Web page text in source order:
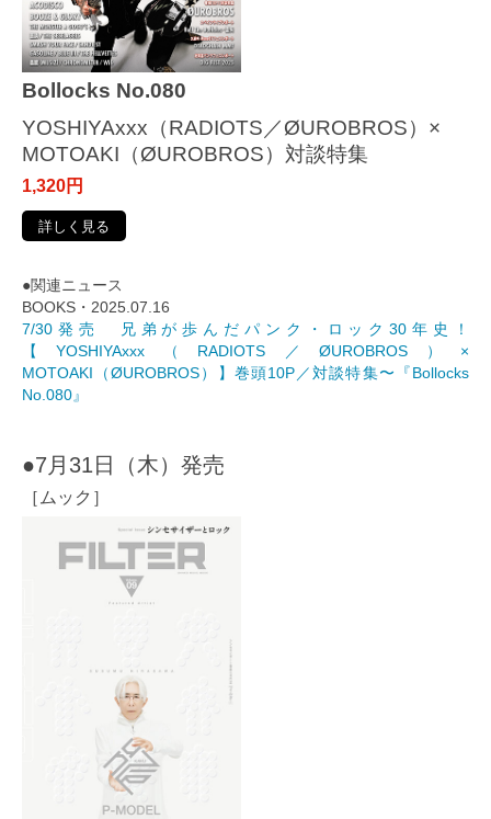
Bollocks No.080
YOSHIYAxxx（RADIOTS／ØUROBROS）×
MOTOAKI（ØUROBROS）対談特集
1,320円
詳しく見る
●関連ニュース
BOOKS・2025.07.16
7/30発売 兄弟が歩んだパンク・ロック30年史！
【YOSHIYAxxx（RADIOTS／ØUROBROS）×
MOTOAKI（ØUROBROS）】巻頭10P／対談特集〜『Bollocks
No.080』
●7月31日（木）発売
［ムック］